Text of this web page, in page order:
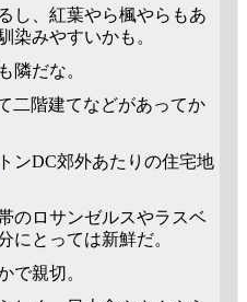
し、紅葉やら楓やらもあ
染みやすいかも。
隣だな。
二階建てなどがあってか
ンDC郊外あたりの住宅地
のロサンゼルスやラスベ
にとっては新鮮だ。
で親切。